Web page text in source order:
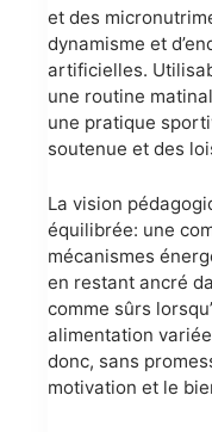
et des
dynamisme et
artificielles.
une routine
une pratique
soutenue et des
La vision
équilibrée: une
mécanismes
en restant ancré
comme sûrs
alimentation
donc, sans
motivation et le